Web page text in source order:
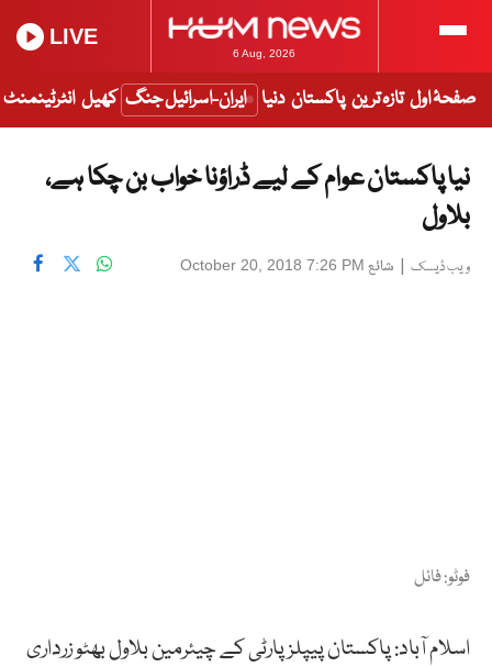
6 Aug, 2026
LIVE
صفحۂ اول تازہ ترین پاکستان دنیا ایران-اسرائیل جنگ کھیل انٹرٹینمنٹ
نیا پاکستان عوام کے لیے ڈراؤنا خواب بن چکا ہے،
بلاول
ویب ڈیسک | شائع October 20, 2018 7:26 PM
فوٹو: فائل
اسلام آباد: پاکستان پیپلزپارٹی کے چیئرمین بلاول بھٹو زرداری